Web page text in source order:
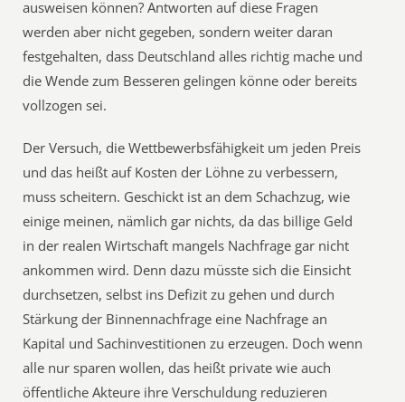
ausweisen können? Antworten auf diese Fragen
werden aber nicht gegeben, sondern weiter daran
festgehalten, dass Deutschland alles richtig mache und
die Wende zum Besseren gelingen könne oder bereits
vollzogen sei.
Der Versuch, die Wettbewerbsfähigkeit um jeden Preis
und das heißt auf Kosten der Löhne zu verbessern,
muss scheitern. Geschickt ist an dem Schachzug, wie
einige meinen, nämlich gar nichts, da das billige Geld
in der realen Wirtschaft mangels Nachfrage gar nicht
ankommen wird. Denn dazu müsste sich die Einsicht
durchsetzen, selbst ins Defizit zu gehen und durch
Stärkung der Binnennachfrage eine Nachfrage an
Kapital und Sachinvestitionen zu erzeugen. Doch wenn
alle nur sparen wollen, das heißt private wie auch
öffentliche Akteure ihre Verschuldung reduzieren